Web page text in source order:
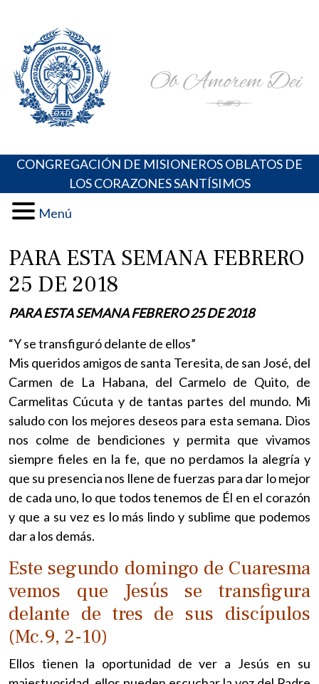
content
Portal de los Padres Oblatos. Advocaciones Marianas,
Oraciones, Música religiosa y más
CONGREGACIÓN DE MISIONEROS OBLATOS DE
LOS CORAZONES SANTÍSIMOS
Menú
PARA ESTA SEMANA FEBRERO
25 DE 2018
PARA ESTA SEMANA FEBRERO 25 DE 2018
“Y se transfiguró delante de ellos”
Mis queridos amigos de santa Teresita, de san José, del
Carmen de La Habana, del Carmelo de Quito, de
Carmelitas Cúcuta y de tantas partes del mundo. Mi
saludo con los mejores deseos para esta semana. Dios
nos colme de bendiciones y permita que vivamos
siempre fieles en la fe, que no perdamos la alegría y
que su presencia nos llene de fuerzas para dar lo mejor
de cada uno, lo que todos tenemos de Él en el corazón
y que a su vez es lo más lindo y sublime que podemos
dar a los demás.
Este segundo domingo de Cuaresma
vemos que Jesús se transfigura
delante de tres de sus discípulos
(Mc.9, 2-10)
Ellos tienen la oportunidad de ver a Jesús en su